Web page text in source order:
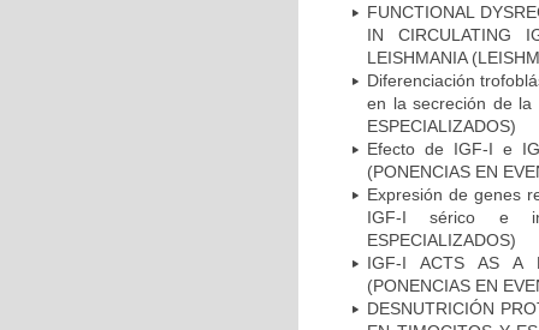
FUNCTIONAL
IN CIRCULATING
LEISHMANIA
Diferenciación
en la secreción de la
ESPECIALIZADOS)
Efecto de IGF-I e
(PONENCIAS EN
Expresión de genes
IGF-I sérico e
ESPECIALIZADOS)
IGF-I ACTS AS A
(PONENCIAS EN
DESNUTRICIÓN